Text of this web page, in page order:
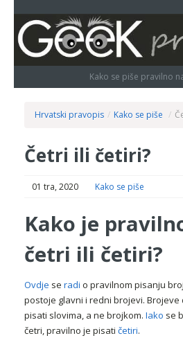
Kako se piše pravilno
Hrvatski pravopis / Kako se piše /
Četri ili četiri?
01 tra, 2020 Kako se piše
Kako je
četri ili četiri?
Ovdje se radi o pravilnom pisanju
postoje glavni i redni brojevi. Brojeve
pisati slovima, a ne brojkom. Iako se
četri, pravilno je pisati četiri.